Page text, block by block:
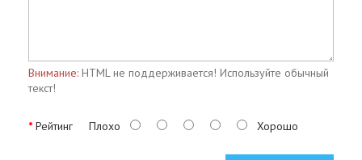
Внимание: HTML не поддерживается! Используйте обычный
текст!
Рейтинг Плохо Хорошо